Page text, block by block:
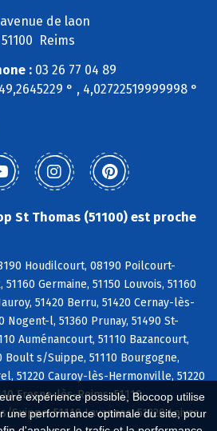
expérience possible, Biocoop utilise
une performance optimale du site, pour
de laon
51100 Reims
:03 26 77 04 89
49,2645229 ° , 4,02722519999998 °
St Thomas (51100) est proche
Houdilcourt, 08190 Poilcourt-
Germaine, 51150 Louvois, 51160
51420 Berru, 51420 Cernay-lès-
Nogent-l, 51360 Prunay, 51490 St-
Auménancourt, 51110 Bazancourt,
Boult s/Suippe, 51110 Bourgogne,
51220 Cauroy-lès-Hermonville, 51220
Fresne-lès-Reims, 51110
Suippe, 51110 Lavannes, 51220 Loivre